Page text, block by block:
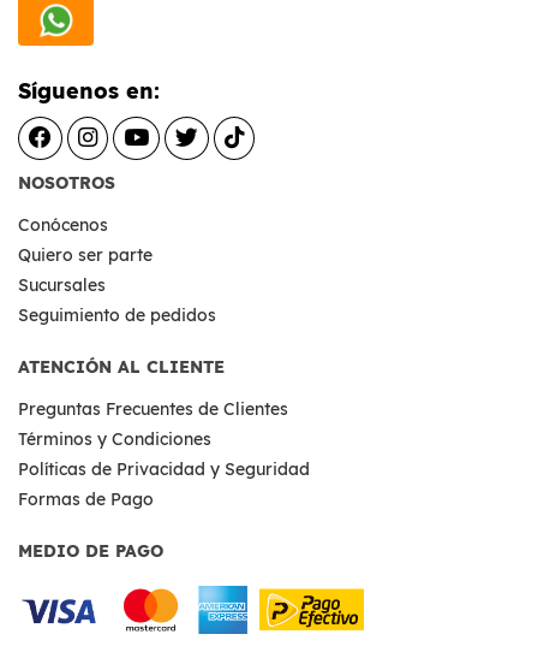
Síguenos en:
NOSOTROS
Conócenos
Quiero ser parte
Sucursales
Seguimiento de pedidos
ATENCIÓN AL CLIENTE
Preguntas Frecuentes de Clientes
Términos y Condiciones
Políticas de Privacidad y Seguridad
Formas de Pago
MEDIO DE PAGO